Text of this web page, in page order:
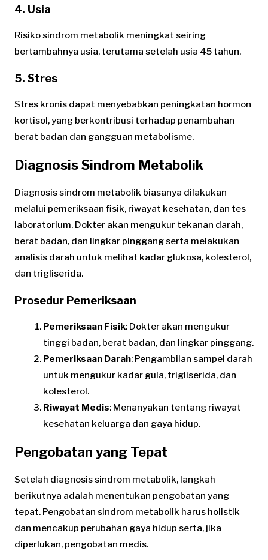
4. Usia
Risiko sindrom metabolik meningkat seiring
bertambahnya usia, terutama setelah usia 45 tahun.
5. Stres
Stres kronis dapat menyebabkan peningkatan hormon
kortisol, yang berkontribusi terhadap penambahan
berat badan dan gangguan metabolisme.
Diagnosis Sindrom Metabolik
Diagnosis sindrom metabolik biasanya dilakukan
melalui pemeriksaan fisik, riwayat kesehatan, dan tes
laboratorium. Dokter akan mengukur tekanan darah,
berat badan, dan lingkar pinggang serta melakukan
analisis darah untuk melihat kadar glukosa, kolesterol,
dan trigliserida.
Prosedur Pemeriksaan
Pemeriksaan Fisik: Dokter akan mengukur
tinggi badan, berat badan, dan lingkar pinggang.
Pemeriksaan Darah: Pengambilan sampel darah
untuk mengukur kadar gula, trigliserida, dan
kolesterol.
Riwayat Medis: Menanyakan tentang riwayat
kesehatan keluarga dan gaya hidup.
Pengobatan yang Tepat
Setelah diagnosis sindrom metabolik, langkah
berikutnya adalah menentukan pengobatan yang
tepat. Pengobatan sindrom metabolik harus holistik
dan mencakup perubahan gaya hidup serta, jika
diperlukan, pengobatan medis.